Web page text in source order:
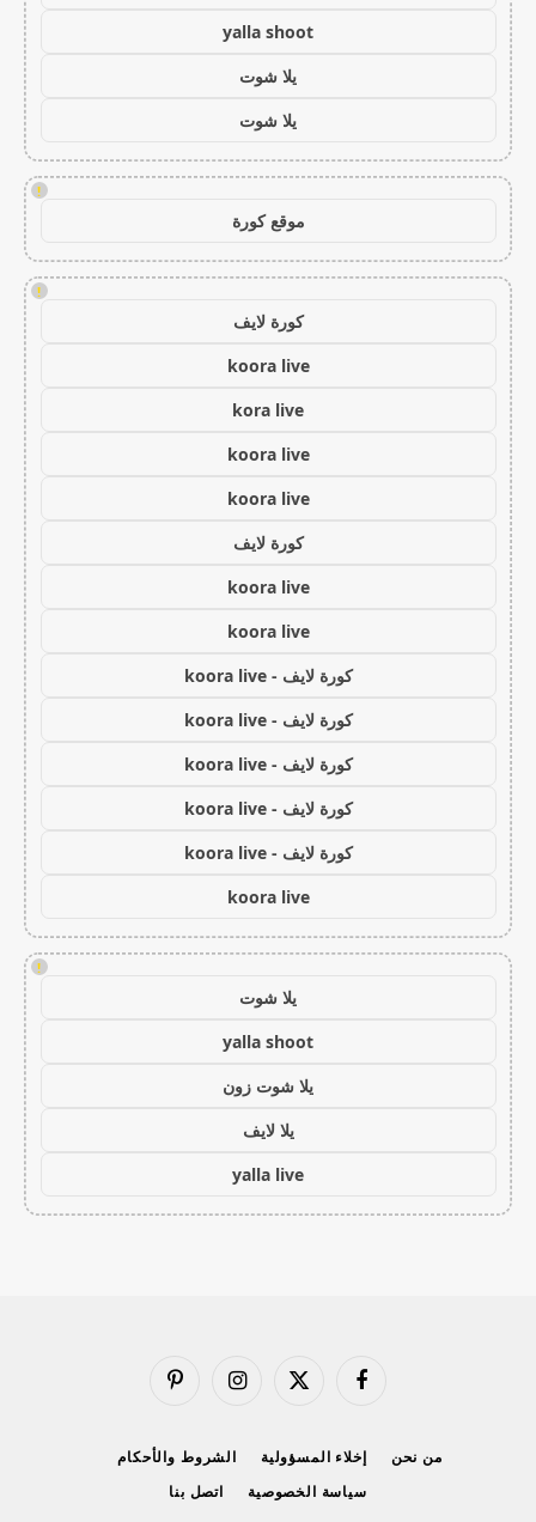
yalla shoot
يلا شوت
يلا شوت
!
موقع كورة
!
كورة لايف
koora live
kora live
koora live
koora live
كورة لايف
koora live
koora live
كورة لايف - koora live
كورة لايف - koora live
كورة لايف - koora live
كورة لايف - koora live
كورة لايف - koora live
koora live
!
يلا شوت
yalla shoot
يلا شوت زون
يلا لايف
yalla live
فيسبوك
X
الانستغرامبينتيريست
من نحن إخلاء المسؤولية
الشروط والأحكام
سياسة الخصوصية
اتصل بنا